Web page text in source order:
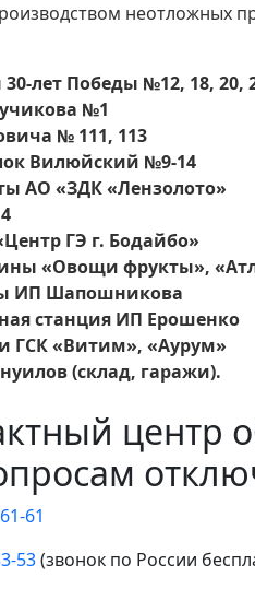
неотложных
лет Победы №12, 18, 20,
№1
№ 111, 113
Вилюйский №9-14
АО «ЗДК «Лензолото»
ГЭ г. Бодайбо»
«Овощи фрукты»,
ИП Шапошникова
станция ИП Ерошенко
ГСК «Витим», «Аурум»
(склад, гаражи).
центр
61
53(звонок по России